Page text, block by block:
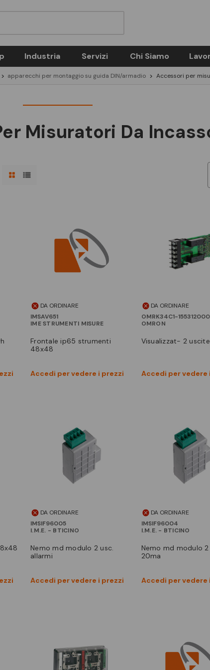
Industria Servizi Chi Siamo
apparecchi per montaggio su guida DIN/armadio Accessori per
Misuratori Da
DA ORDINARE
IMSAV651
IME STRUMENTI MISURE
frontale ip65 strumenti
48x48
Accedi per vedere i prezzi
Confronta
DA ORDINARE
OMRK34C1-
OMRON
visualizzat- 2
Accedi per vedere
Confronta
DA ORDINARE
IMSIF96005
I.M.E. - BTICINO
nemo md modulo 2 usc.
allarmi
Accedi per vedere i prezzi
Confronta
DA ORDINARE
IMSIF96004
I.M.E. - BTICINO
nemo md modulo 2 usc 0/4-
20ma
Accedi per vedere
Confronta